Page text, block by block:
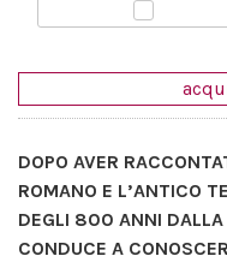
DOPO AVER
ROMANO E L’ANTICO
DEGLI 800 ANNI DALLA
CONDUCE A